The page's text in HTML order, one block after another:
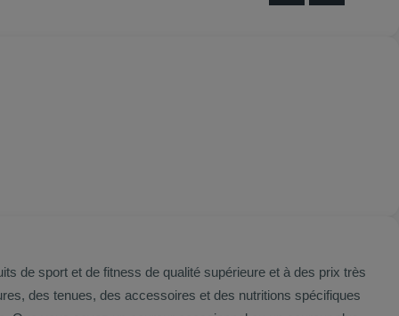
de sport et de fitness de qualité supérieure et à des prix très
des tenues, des accessoires et des nutritions spécifiques